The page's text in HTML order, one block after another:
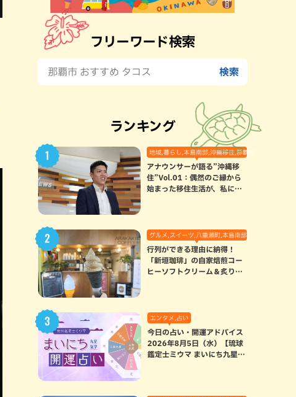
フリーワード検索
ランキング
地域,暮らし,本島南部,沖縄移住,那覇市
アナウンサーが語る”沖縄移
住”Vol.01：偶然のご縁から
始まった移住生活が、私にと
グルメ,スイーツ,八重瀬町,本島南部
行列ができる理由に納得！
「新垣珈琲」の自家焙煎コー
ヒーソフトクリーム＆炙りマ
エンタメ,占い
今日の占い・開運アドバイス
2026年8月5日（水）【琉球
鑑定士ミウマ まいにち九星気